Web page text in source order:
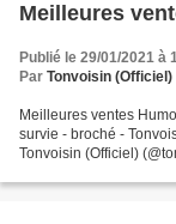
Meilleures
Publié le 29/01/2021 à
Par Tonvoisin (Officiel)
Meilleures ventes
survie - broché -
Tonvoisin (Officiel)